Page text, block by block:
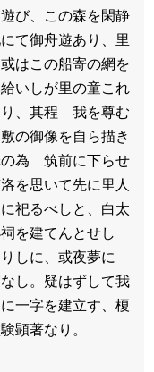
び、この森を閑静
て御舟遊あり、里
はこの船寄の網を
いしが里の童これ
り、其程 我を尊む
の御像を自ら描き
為 筑前に下らせ
を思いて先に里人
祀るべしと、白太
を建てんとせし
しに、或夜夢に
し。疑はずして我
一字を建立す、榎
顕著なり。